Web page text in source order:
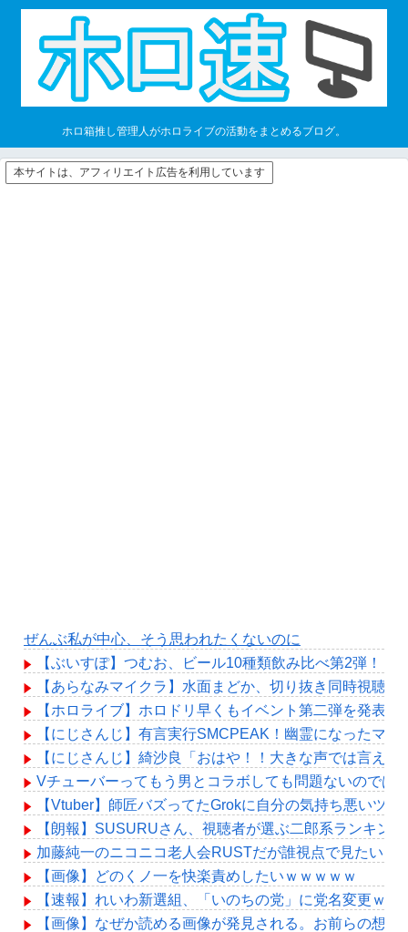
ホロ箱推し管理人がホロライブの活動をまとめるブログ。
本サイトは、アフィリエイト広告を利用しています
ぜんぶ私が中心、そう思われたくないのに
【ぶいすぽ】つむお、ビール10種類飲み比べ第2弾！
【あらなみマイクラ】水面まどか、切り抜き同時視聴
【ホロライブ】ホロドリ早くもイベント第二弾を発表
【にじさんじ】有言実行SMCPEAK！幽霊になったマジ
【にじさんじ】綺沙良「おはや！！大きな声では言え
Vチューバーってもう男とコラボしても問題ないのでは
【Vtuber】師匠バズってたGrokに自分の気持ち悪いツ
【朗報】SUSURUさん、視聴者が選ぶ二郎系ランキン
加藤純一のニコニコ老人会RUSTだが誰視点で見たい？
【画像】どのくノ一を快楽責めしたいｗｗｗｗｗ
【速報】れいわ新選組、「いのちの党」に党名変更ｗｗ
【画像】なぜか読める画像が発見される。お前らの想